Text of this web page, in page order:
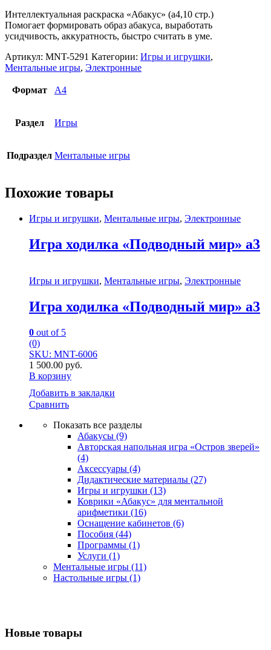
Интеллектуальная раскраска «Абакус» (а4,10 стр.)
Помогает формировать образ абакуса, выработать
усидчивость, аккуратность, быстро считать в уме.
Артикул: MNT-5291 Категории: Игры и игрушки,
Ментальные игры, Электронные
Формат А4
Раздел Игры
Подраздел Ментальные игры
Похожие товары
Игры и игрушки, Ментальные игры, Электронные
Игра ходилка «Подводный мир» а3
Игры и игрушки, Ментальные игры, Электронные
Игра ходилка «Подводный мир» а3
0 out of 5
(0)
SKU: MNT-6006
1 500.00 руб.
В корзину
Добавить в закладки
Сравнить
Показать все разделы
Абакусы (9)
Авторская напольная игра «Остров зверей»
(4)
Аксессуары (4)
Дидактические материалы (27)
Игры и игрушки (13)
Коврики «Абакус» для ментальной
арифметики (16)
Оснащение кабинетов (6)
Пособия (44)
Программы (1)
Услуги (1)
Ментальные игры (11)
Настольные игры (1)
Новые товары